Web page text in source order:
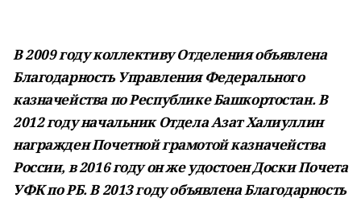
В 2009 году коллективу Отделения объявлена
Благодарность Управления Федерального
казначейства по Республике Башкортостан. В
2012 году начальник Отдела Азат Халиуллин
награжден Почетной грамотой казначейства
России, в 2016 году он же удостоен Доски Почета
УФК по РБ. В 2013 году объявлена Благодарность